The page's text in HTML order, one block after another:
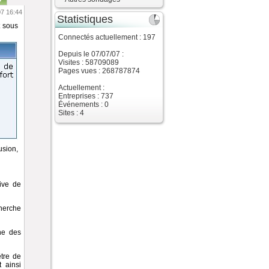
16:44
sous
de
des
de
ainsi
Statistiques
Connectés actuellement : 197
Depuis le 07/07/07 :
Visites : 58709089
Pages vues : 268787874
Actuellement :
Entreprises : 737
Événements : 0
Sites : 4